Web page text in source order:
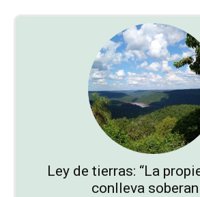
Ley de tierras: “La
conlleva